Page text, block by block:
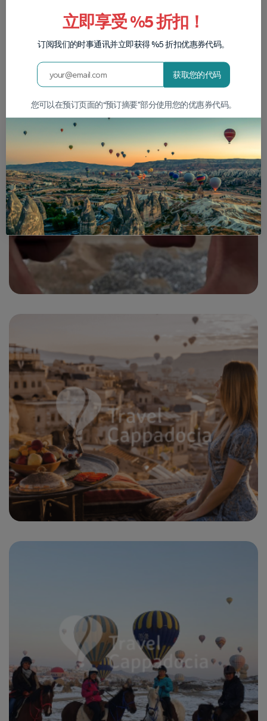
立即享受 %5 折扣！
订阅我们的时事通讯并立即获得 %5 折扣优惠券代码。
获取您的代码
您可以在预订页面的“预订摘要”部分使用您的优惠券代码。